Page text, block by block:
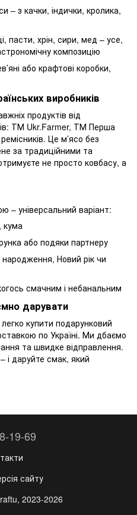
– з качки, індички, кролика,
пасти, хрін, сири, мед – усе,
композицію
або крафтові коробки,
виробників
продуктів від
ТМ Ukr.Farmer, ТМ Перша
Це м’ясо без
за традиційними та
не просто ковбасу, а
– універсальний варіант:
кума
або подяки партнеру
Новий рік чи
смачним і небанальним
дарувати
купити подарунковий
по Україні. Ми дбаємо
та швидке відправлення.
і даруйте смак, який
19-69
сайту
2023-2026